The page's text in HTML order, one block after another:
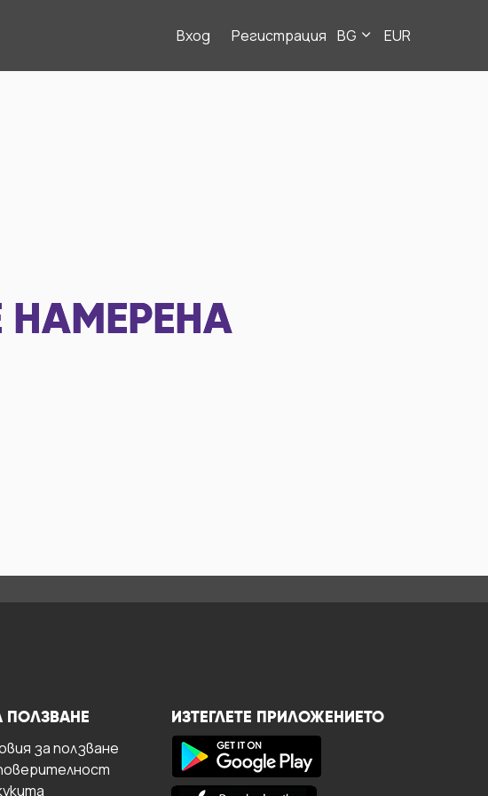
Вход Регистрация BG EUR
НАМЕРЕНА
ПОЛЗВАНЕ
за ползване
ИЗТЕГЛЕТЕ ПРИЛОЖЕНИЕТО